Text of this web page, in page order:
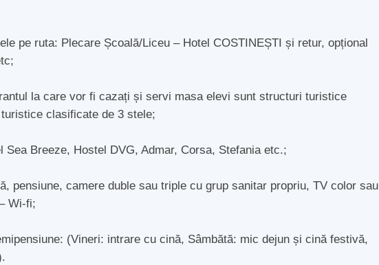
pe ruta: Plecare Școală/Liceu – Hotel COSTINEȘTI și retur, opțional
la care vor fi cazați și servi masa elevi sunt structuri turistice
clasificate de 3 stele;
Breeze, Hostel DVG, Admar, Corsa, Stefania etc.;
pensiune, camere duble sau triple cu grup sanitar propriu, TV color sau
Wi-fi;
(Vineri: intrare cu cină, Sâmbătă: mic dejun și cină festivă,